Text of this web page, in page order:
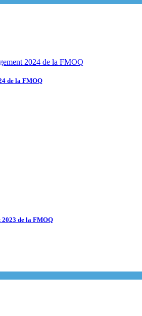
de la FMOQ
de la FMOQ